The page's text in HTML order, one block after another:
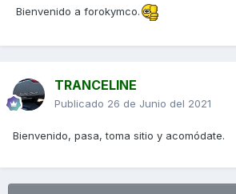
Bienvenido a forokymco.
TRANCELINE
Publicado 26 de Junio del 2021
Bienvenido, pasa, toma sitio y acomódate.